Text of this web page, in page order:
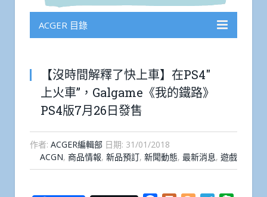
ACGER 目錄
【沒時間解釋了快上車】在PS4″
上火車”，Galgame《我的鐵路》
PS4版7月26日發售
作者: ACGER編輯部 日期: 31/01/2018
ACGN, 商品情報, 新品預訂, 新聞動態, 最新消息, 遊戲